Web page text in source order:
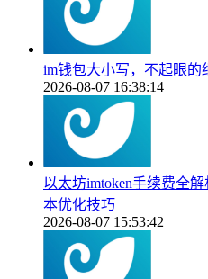
im钱包大小写，不起眼的
2026-08-07 16:38:14
以太坊imtoken手续费全
本优化技巧
2026-08-07 15:53:42